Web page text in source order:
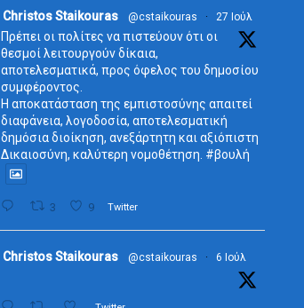
Christos Staikouras @cstaikouras · 27 Ιούλ
Πρέπει οι πολίτες να πιστεύουν ότι οι
θεσμοί λειτουργούν δίκαια,
αποτελεσματικά, προς όφελος του δημοσίου
συμφέροντος.
Η αποκατάσταση της εμπιστοσύνης απαιτεί
διαφάνεια, λογοδοσία, αποτελεσματική
δημόσια διοίκηση, ανεξάρτητη και αξιόπιστη
Δικαιοσύνη, καλύτερη νομοθέτηση. #βουλή
3 9 Twitter
Christos Staikouras @cstaikouras · 6 Ιούλ